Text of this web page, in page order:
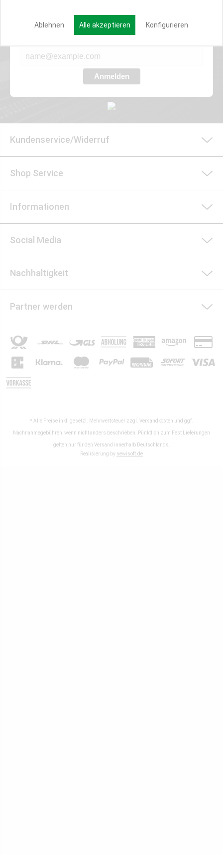
Verpasse nie wieder exklusive Newsletter-Rabatte und Aktionen
Anmelden
Kundenservice/Widerruf
Shop Service
Informationen
Social Media
Nachhaltigkeit
Partner werden
* Alle Preise inkl. gesetzl. Mehrwertsteuer zzgl. Versandkosten und ggf.
Nachnahmegebühren, wenn nicht anders beschrieben. Pünktlich zum Fest Lieferungen
gelten nur für den Versand innerhalb Deutschlands.
Realisierung by sewisoft.de
Ablehnen Alle akzeptieren Konfigurieren